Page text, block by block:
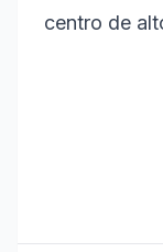
centro de